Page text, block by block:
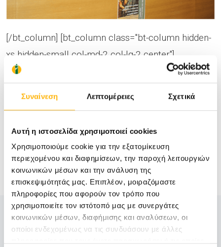
Συναίνεση Λεπτομέρειες Σχετικά
Αυτή η ιστοσελίδα χρησιμοποιεί cookies
Χρησιμοποιούμε cookie για την εξατομίκευση
περιεχομένου και διαφημίσεων, την παροχή λειτουργιών
κοινωνικών μέσων και την ανάλυση της
επισκεψιμότητάς μας. Επιπλέον, μοιραζόμαστε
πληροφορίες που αφορούν τον τρόπο που
χρησιμοποιείτε τον ιστότοπό μας με συνεργάτες
κοινωνικών μέσων, διαφήμισης και αναλύσεων, οι
οποίοι ενδεχομένως να τις συνδυάσουν με άλλες
[/bt_column] [bt_column class="bt-column hidden-
xs hidden-small col-md-2 col-lg-2 center"]
[/bt_column] [/bt_columns]
Δείτε Επίσης